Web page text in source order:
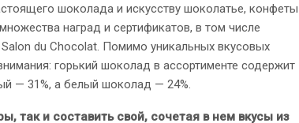
шоколада и искусству шоколатье, конфеты
наград и сертификатов, в том числе
du Chocolat. Помимо уникальных вкусовых
горький шоколад в ассортименте содержит
— 31%, а белый шоколад — 24%.
так и составить свой, сочетая в нем вкусы из